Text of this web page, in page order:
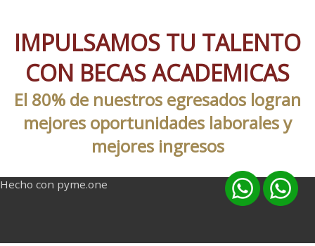
IMPULSAMOS TU TALENTO
CON BECAS ACADEMICAS
El 80% de nuestros egresados logran
mejores oportunidades laborales y
mejores ingresos
Hecho con pyme.one